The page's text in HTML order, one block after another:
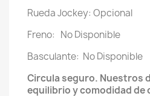
Rueda Jockey: Opcional
Freno: No Disponible
Basculante: No Disponible
Circula seguro. Nuestros
equilibrio y comodidad de